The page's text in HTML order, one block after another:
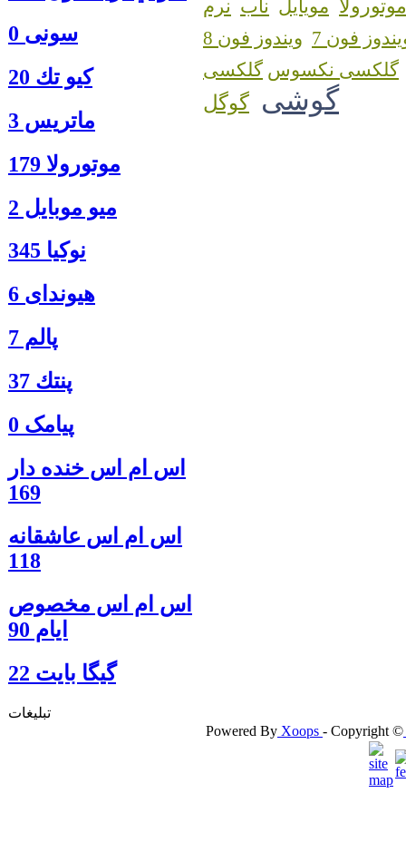
سونی 0
كيو تك 20
ماتريس 3
موتورولا 179
ميو موبايل 2
نوكيا 345
هیوندای 6
پالم 7
پنتك 37
پیامک 0
اس ام اس خنده دار
169
اس ام اس عاشقانه
118
اس ام اس مخصوص
ایام 90
گيگا بايت 22
تبلیغات
موتورولا مویایل ناب نرم
فون 7
ویندوز فون 8
گلکسی نکسوس
گوشی گوگل
Powered By Xoops - Copyright ©